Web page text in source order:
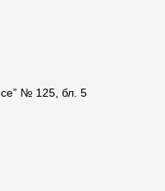
№ 125, бл. 5